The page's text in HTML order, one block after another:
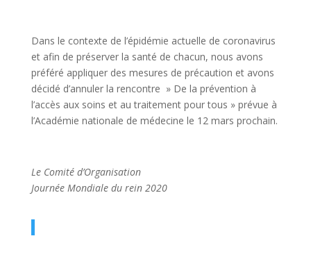
Dans le contexte de l’épidémie actuelle de coronavirus
et afin de préserver la santé de chacun, nous avons
préféré appliquer des mesures de précaution et avons
décidé d’annuler la rencontre » De la prévention à
l’accès aux soins et au traitement pour tous » prévue à
l’Académie nationale de médecine le 12 mars prochain.
Le Comité d’Organisation
Journée Mondiale du rein 2020